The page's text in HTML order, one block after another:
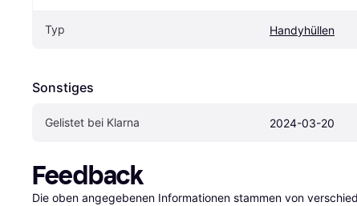
Typ Handyhüllen
Sonstiges
Gelistet bei Klarna 2024-03-20
Feedback
Die oben angegebenen Informationen stammen von